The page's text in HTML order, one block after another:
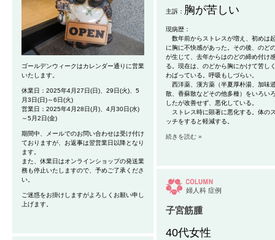
ゴールデンウィークはカレンダー通りに営業
いたします。
休業日：2025年4月27日(日)、29日(火)、5
月3日(日)～6日(火)
営業日：2025年4月28日(月)、4月30日(水)
～5月2日(金)
期間中、メールでのお問い合わせは受け付け
ておりますが、お返事は翌営業日以降となり
ます。
また、休業日はオンラインショップの発送業
務も停止いたしますので、予めご了承くださ
い。
ご迷惑をお掛けしますがよろしくお願い申し
上げます。
主訴： 胸が苦しい
現病歴：
数年前からストレスが増え、初めは
に胸に不快感があった。その後、のど
が生じて、去年からはのどの締め付け
る。現在は、のどから胸にかけて苦し
わばっている。呼吸もしづらい。
西洋薬、漢方薬（半夏厚朴湯、加味
散、香蘇散などその他多種）をいろい
したが改善せず、悪化している。
ストレス時に顕著に悪化する。 体の
ッチをすると軽減する。
続きを読む »
婦人科 症例
子宮筋腫
40代女性